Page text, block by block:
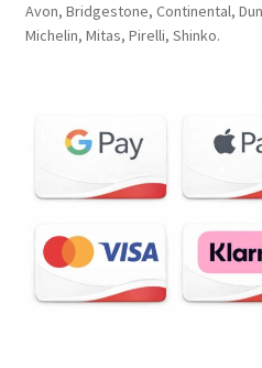
Avon, Bridgestone, Continental,
Michelin, Mitas, Pirelli, Shinko.